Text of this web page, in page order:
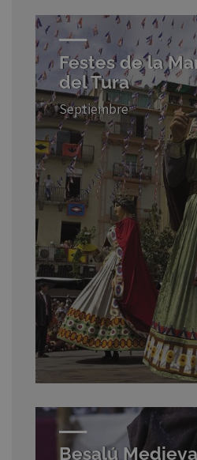
Festes de la
del Tura
Septiembre
Besalú